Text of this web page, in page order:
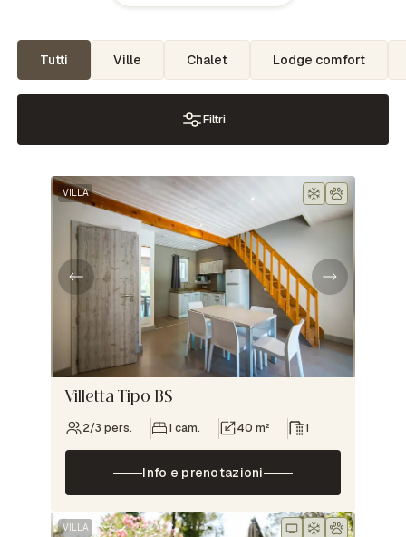
Tutti Ville Chalet Lodge comfort
Filtri
VILLA
Villetta Tipo BS
2/3 pers. 1 cam. 40 m² 1
Info e prenotazioni
VILLA